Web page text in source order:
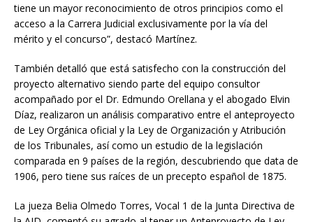
tiene un mayor reconocimiento de otros principios como el
acceso a la Carrera Judicial exclusivamente por la vía del
mérito y el concurso”, destacó Martínez.
También detalló que está satisfecho con la construcción del
proyecto alternativo siendo parte del equipo consultor
acompañado por el Dr. Edmundo Orellana y el abogado Elvin
Díaz, realizaron un análisis comparativo entre el anteproyecto
de Ley Orgánica oficial y la Ley de Organización y Atribución
de los Tribunales, así como un estudio de la legislación
comparada en 9 países de la región, descubriendo que data de
1906, pero tiene sus raíces de un precepto español de 1875.
La jueza Belia Olmedo Torres, Vocal 1 de la Junta Directiva de